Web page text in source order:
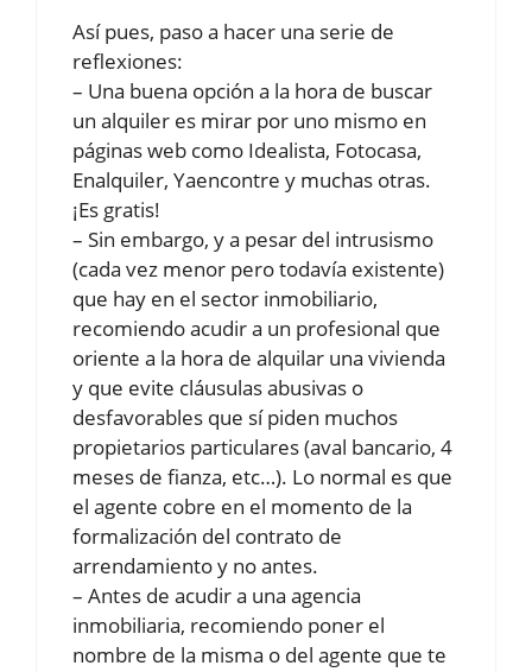
Así pues, paso a hacer una serie de
reflexiones:
– Una buena opción a la hora de buscar
un alquiler es mirar por uno mismo en
páginas web como Idealista, Fotocasa,
Enalquiler, Yaencontre y muchas otras.
¡Es gratis!
– Sin embargo, y a pesar del intrusismo
(cada vez menor pero todavía existente)
que hay en el sector inmobiliario,
recomiendo acudir a un profesional que
oriente a la hora de alquilar una vivienda
y que evite cláusulas abusivas o
desfavorables que sí piden muchos
propietarios particulares (aval bancario, 4
meses de fianza, etc…). Lo normal es que
el agente cobre en el momento de la
formalización del contrato de
arrendamiento y no antes.
– Antes de acudir a una agencia
inmobiliaria, recomiendo poner el
nombre de la misma o del agente que te